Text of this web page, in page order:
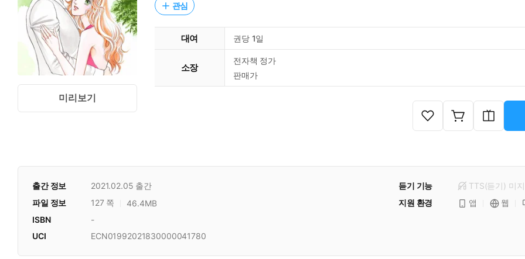
미리보기
관심
대여 권당 1일
소장
전자책 정가
판매가
출간 정보 2021.02.05 출간 듣기 기능 TTS(듣기) 미
파일 정보
127 쪽 46.4MB 지원 환경 앱 웹
ISBN
-
UCI
ECN01992021830000041780